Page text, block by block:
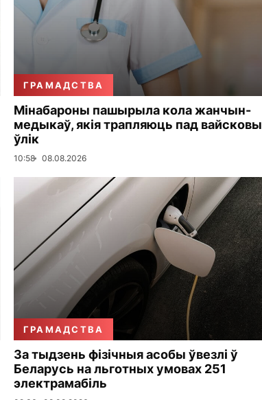
ГРАМАДСТВА
Мінабароны пашырыла кола жанчын-
медыкаў, якія трапляюць пад вайсковы
ўлік
10:58 08.08.2026
ГРАМАДСТВА
За тыдзень фізічныя асобы ўвезлі ў
Беларусь на льготных умовах 251
электрамабіль